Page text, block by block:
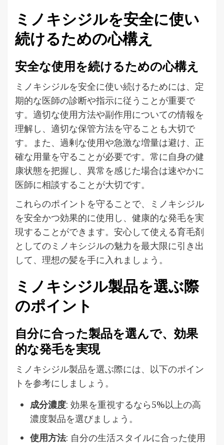
ミノキシジルを安全に使い
続けるための心構え
安全な使用を続けるための心構え
ミノキシジルを安全に使い続けるためには、定
期的な医師の診断や指示に従うことが重要で
す。適切な使用方法や副作用についての情報を
理解し、適切な保管方法を守ることも大切で
す。また、過剰な使用や急激な増量は避け、正
確な用量を守ることが必要です。常に自身の健
康状態を把握し、異常を感じた場合は速やかに
医師に相談することが大切です。
これらのポイントを守ることで、ミノキシジル
を安全かつ効果的に使用し、健康的な発毛を実
現することができます。安心して使える育毛剤
としてのミノキシジルの魅力を最大限に引き出
して、理想の髪を手に入れましょう。
ミノキシジル製品を選ぶ際
のポイント
自分に合った製品を選んで、効果
的な発毛を実現
ミノキシジル製品を選ぶ際には、以下のポイン
トを参考にしましょう。
成分濃度: 効果を重視するなら5%以上の高
濃度製品を選びましょう。
使用方法: 自分の生活スタイルに合った使用